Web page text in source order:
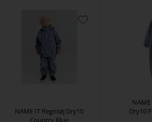
NAME IT Regntøj Dry10
Country Blue
Dry10